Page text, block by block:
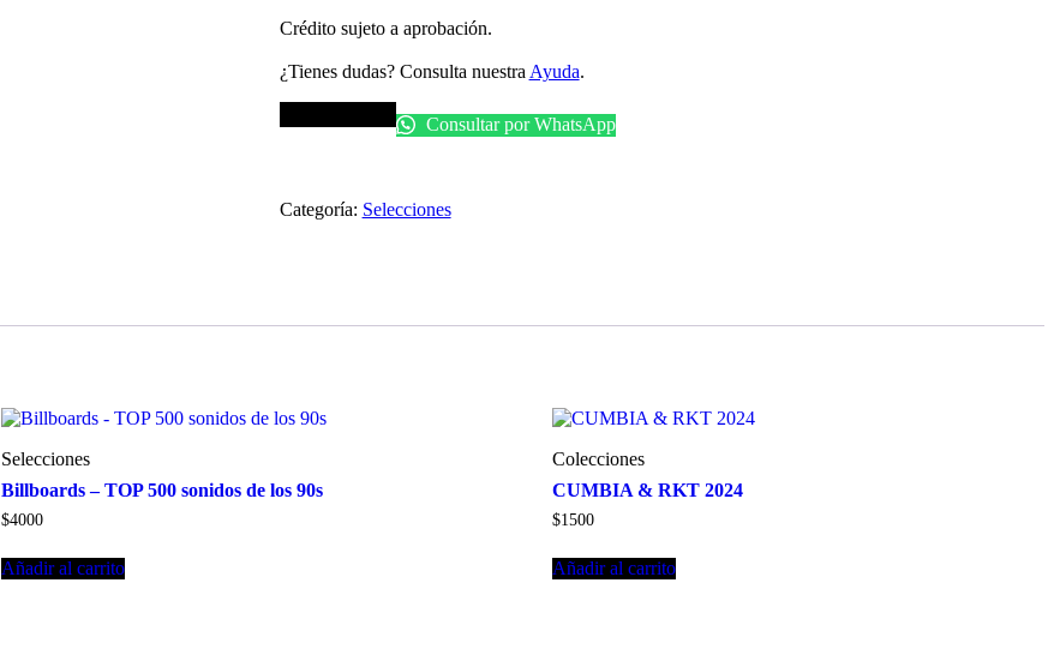
Crédito sujeto a aprobación.
¿Tienes dudas? Consulta nuestra Ayuda.
Consultar por WhatsApp
Categoría: Selecciones
Selecciones
Billboards – TOP 500 sonidos de los 90s
$4000
Añadir al carrito
Colecciones
CUMBIA & RKT 2024
$1500
Añadir al carrito